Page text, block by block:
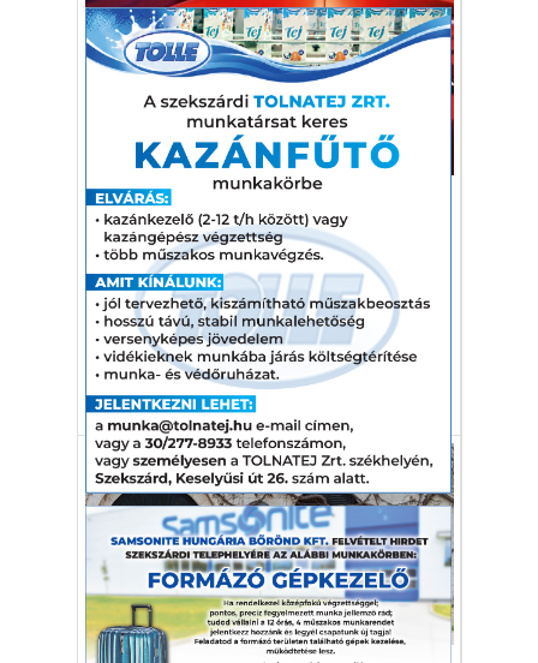
Autó-Motor
Kiálltak a csehek mellett, ezért
betiltották a Skodák
forgalmazását
Politikai okokból tiltották be az autók
forgalmazását Fehéroroszországban.
Skoda Fehéroroszország tiltás
Autó-Motor